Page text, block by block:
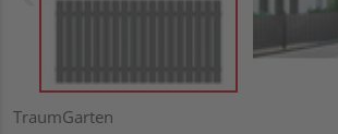
TraumGarten